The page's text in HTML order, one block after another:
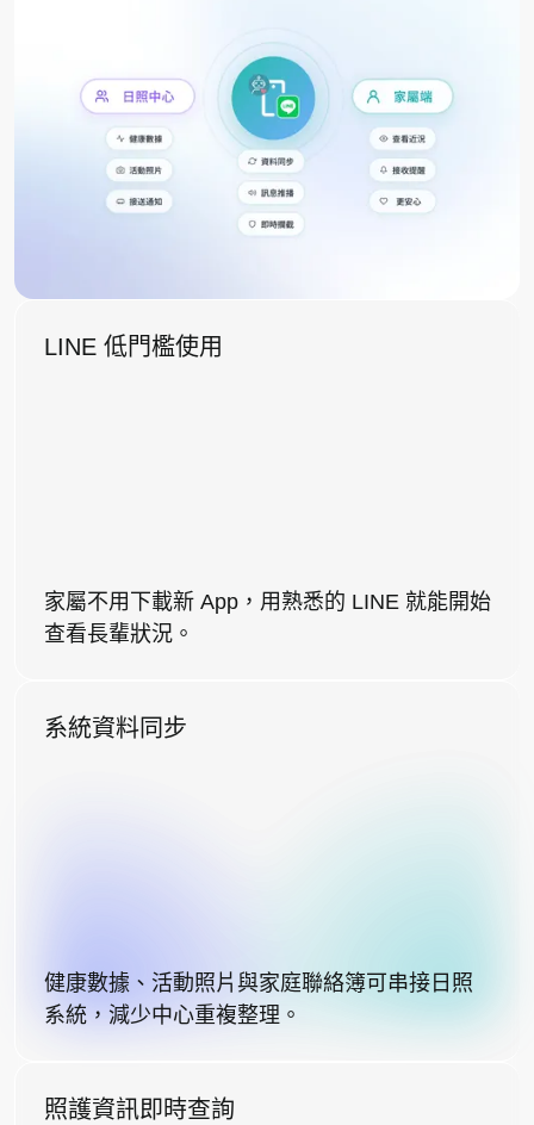
LINE 低門檻使用
家屬不用下載新 App，用熟悉的 LINE 就能開始
查看長輩狀況。
系統資料同步
健康數據、活動照片與家庭聯絡簿可串接日照
系統，減少中心重複整理。
照護資訊即時查詢